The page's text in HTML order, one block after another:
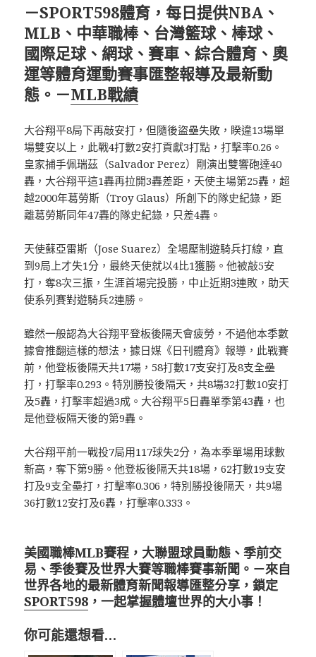
－SPORT598體育，每日提供NBA、
MLB、中華職棒、台灣籃球、棒球、
國際足球、網球、賽車、綜合體育、奧
運等體育運動賽事匯整報導及最新動
態。－MLB戰績
大谷翔平8局下再敲安打，但隨後盜壘失敗，睽違13場單
場雙安以上，此戰4打數2安打貢獻3打點，打擊率0.26。
皇家捕手佩瑞茲（Salvador Perez）剛演出雙響砲達40
轟，大谷翔平這1轟再拉開3轟差距，天使主場第25轟，超
越2000年葛勞斯（Troy Glaus）所創下的隊史紀錄，距
離葛勞斯同年47轟的隊史紀錄，只差4轟。
天使蘇亞雷斯（Jose Suarez）全場壓制遊騎兵打線，直
到9局上才失1分，最終天使就以4比1獲勝。他被敲5安
打，奪8次三振，生涯首場完投勝，中止近期3連敗，助天
使系列賽對遊騎兵2連勝。
雖然一般認為大谷翔平登板後隔天會疲勞，不過他本季數
據會推翻這樣的想法，據日媒《日刊體育》報導，此戰賽
前，他登板後隔天共17場，58打數17支安打及8支全壘
打，打擊率0.293。特別勝投後隔天，共8場32打數10安打
及5轟，打擊率超過3成。大谷翔平5日轟單季第43轟，也
是他登板隔天後的第9轟。
大谷翔平前一戰投7局用117球失2分，為本季單場用球數
新高，奪下第9勝。他登板後隔天共18場，62打數19支安
打及9支全壘打，打擊率0.306，特別勝投後隔天，共9場
36打數12安打及6轟，打擊率0.333。
美國職棒MLB賽程，大聯盟球員動態、季前交
易、季後賽及世界大賽等職棒賽事新聞。－來自
世界各地的最新體育新聞報導匯整分享，鎖定
SPORT598 ，一起掌握體壇世界的大小事！
你可能還想看…